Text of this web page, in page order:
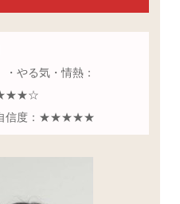
る気・情熱：
信度：★★★★★